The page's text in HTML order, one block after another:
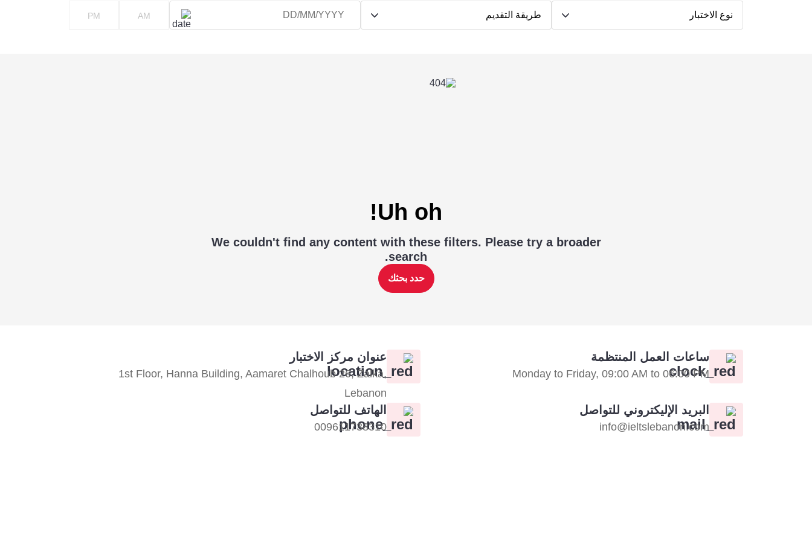
نوع الاختبار طريقة التقديم AM
PM
Uh oh!
We couldn't find any content with these filters. Please try a broader
search.
حدد بحثك
ساعات العمل المنتظمة
Monday to Friday, 09:00 AM to 06:00 PM
عنوان مركز الاختبار
1st Floor, Hanna Building, Aamaret Chalhoub 26, Zalka,
Lebanon
البريد الإليكتروني للتواصل
info@ieltslebanon.com
الهاتف للتواصل
009611738310